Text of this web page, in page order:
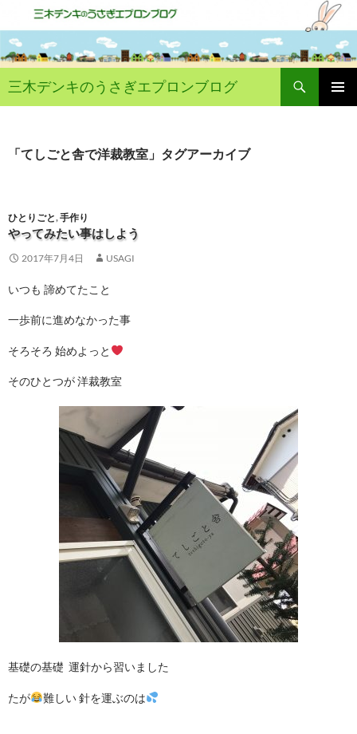
ン
ツ
へ
ス
キ
ッ
プ
三木デンキのうさぎエプロンブログ
検
索
「てしごと舎で洋裁教室」タグアーカイブ
ひとりごと,手作り
やってみたい事はしよう
2017年7月4日 USAGI
いつも 諦めてたこと
一歩前に進めなかった事
そろそろ 始めよっと
そのひとつが 洋裁教室
基礎の基礎 運針から習いました
たが 難しい 針を運ぶのは